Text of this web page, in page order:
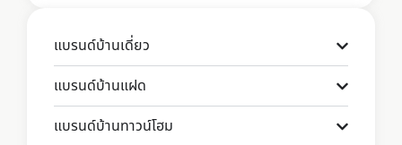
แบรนด์บ้านเดี่ยว
แบรนด์บ้านแฝด
แบรนด์บ้านทาวน์โฮม